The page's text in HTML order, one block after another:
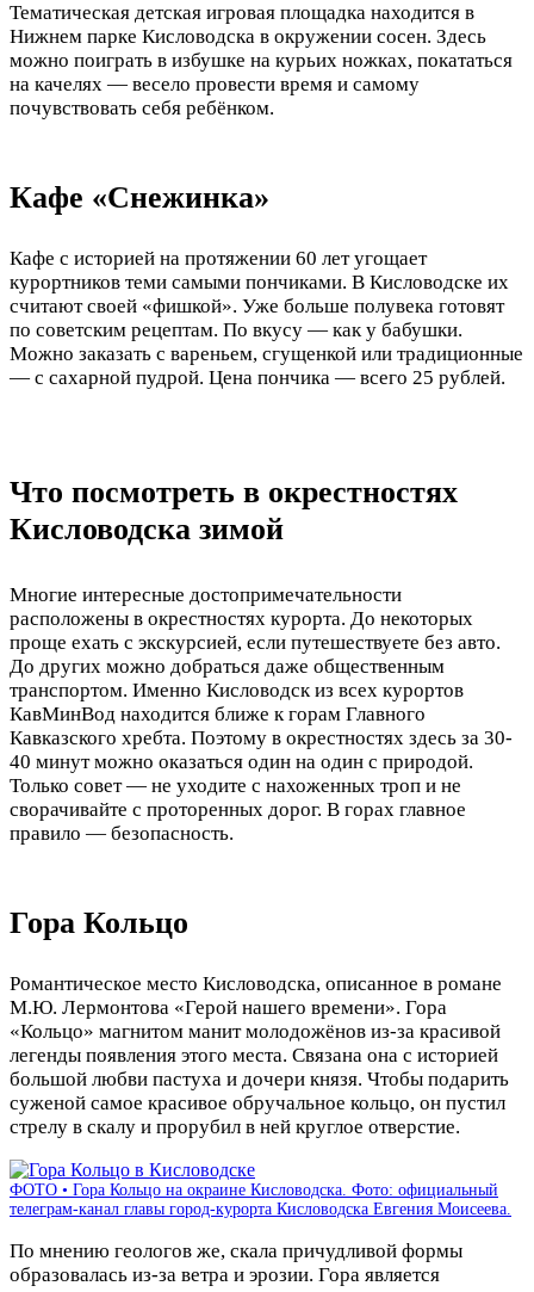
Тематическая детская игровая площадка находится в
Нижнем парке Кисловодска в окружении сосен. Здесь
можно поиграть в избушке на курьих ножках, покататься
на качелях — весело провести время и самому
почувствовать себя ребёнком.
Кафе «Снежинка»
Кафе с историей на протяжении 60 лет угощает
курортников теми самыми пончиками. В Кисловодске их
считают своей «фишкой». Уже больше полувека готовят
по советским рецептам. По вкусу — как у бабушки.
Можно заказать с вареньем, сгущенкой или традиционные
— с сахарной пудрой. Цена пончика — всего 25 рублей.
Что посмотреть в окрестностях
Кисловодска зимой
Многие интересные достопримечательности
расположены в окрестностях курорта. До некоторых
проще ехать с экскурсией, если путешествуете без авто.
До других можно добраться даже общественным
транспортом. Именно Кисловодск из всех курортов
КавМинВод находится ближе к горам Главного
Кавказского хребта. Поэтому в окрестностях здесь за 30-
40 минут можно оказаться один на один с природой.
Только совет — не уходите с нахоженных троп и не
сворачивайте с проторенных дорог. В горах главное
правило — безопасность.
Гора Кольцо
Романтическое место Кисловодска, описанное в романе
М.Ю. Лермонтова «Герой нашего времени». Гора
«Кольцо» магнитом манит молодожёнов из-за красивой
легенды появления этого места. Связана она с историей
большой любви пастуха и дочери князя. Чтобы подарить
суженой самое красивое обручальное кольцо, он пустил
стрелу в скалу и прорубил в ней круглое отверстие.
ФОТО • Гора Кольцо на окраине Кисловодска. Фото: официальный
телеграм-канал главы город-курорта Кисловодска Евгения Моисеева.
По мнению геологов же, скала причудливой формы
образовалась из-за ветра и эрозии. Гора является